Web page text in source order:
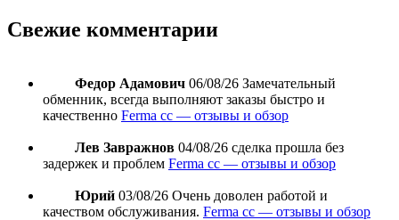
Свежие комментарии
Федор Адамович 06/08/26 Замечательный
обменник, всегда выполняют заказы быстро и
качественно Ferma cc — отзывы и обзор
Лев Завражнов 04/08/26 сделка прошла без
задержек и проблем Ferma cc — отзывы и обзор
Юрий 03/08/26 Очень доволен работой и
качеством обслуживания. Ferma cc — отзывы и обзор